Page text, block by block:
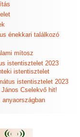
énekkari találkozó
mítosz
istentisztelet 2023
istentisztelet
istentisztelet 2023
János Cselekvő hit!